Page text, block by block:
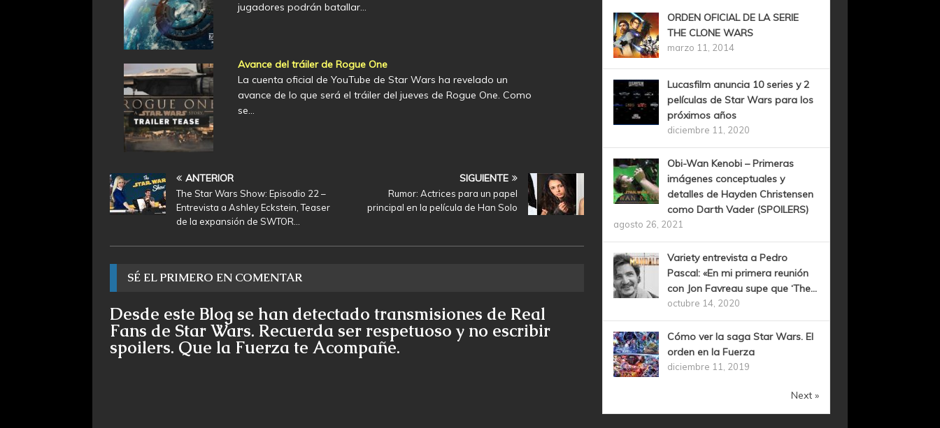
jugadores podrán batallar…
Avance del tráiler de Rogue One
La cuenta oficial de YouTube de Star Wars ha revelado un
avance de lo que será el tráiler del jueves de Rogue One. Como
se…
ANTERIOR
The Star Wars Show: Episodio 22 –
Entrevista a Ashley Eckstein, Teaser
de la expansión de SWTOR…
SIGUIENTE
Rumor: Actrices para un papel
principal en la película de Han Solo
SÉ EL PRIMERO EN COMENTAR
Desde este Blog se han detectado transmisiones de Real
Fans de Star Wars. Recuerda ser respetuoso y no escribir
spoilers. Que la Fuerza te Acompañe.
ORDEN OFICIAL DE LA SERIE
THE CLONE WARS
marzo 11, 2014
Lucasfilm anuncia 10 series y 2
películas de Star Wars para los
próximos años
diciembre 11, 2020
Obi-Wan Kenobi – Primeras
imágenes conceptuales y
detalles de Hayden Christensen
como Darth Vader (SPOILERS)
agosto 26, 2021
Variety entrevista a Pedro
Pascal: «En mi primera reunión
con Jon Favreau supe que ‘The...
octubre 14, 2020
Cómo ver la saga Star Wars. El
orden en la Fuerza
diciembre 11, 2019
Next »